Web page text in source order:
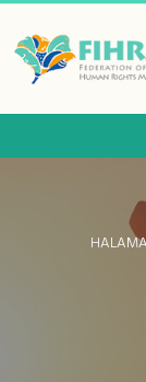
ke
kawasan
utama